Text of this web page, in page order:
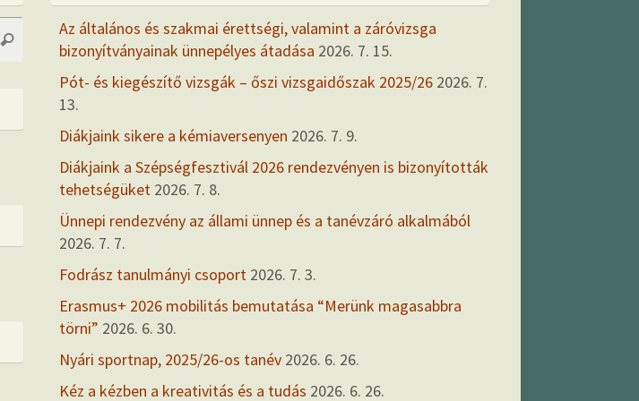
Search
Search
Az általános és szakmai érettségi, valamint a záróvizsga
bizonyítványainak ünnepélyes átadása 2026. 7. 15.
Pót- és kiegészítő vizsgák – őszi vizsgaidőszak 2025/26 2026. 7.
13.
Diákjaink sikere a kémiaversenyen 2026. 7. 9.
Diákjaink a Szépségfesztivál 2026 rendezvényen is bizonyították
tehetségüket 2026. 7. 8.
Ünnepi rendezvény az állami ünnep és a tanévzáró alkalmából
2026. 7. 7.
Fodrász tanulmányi csoport 2026. 7. 3.
Erasmus+ 2026 mobilitás bemutatása “Merünk magasabbra
törni” 2026. 6. 30.
Nyári sportnap, 2025/26-os tanév 2026. 6. 26.
Kéz a kézben a kreativitás és a tudás 2026. 6. 26.